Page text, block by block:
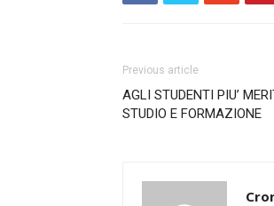
Previous article
AGLI STUDENTI PIU’
STUDIO E FORMAZIONE